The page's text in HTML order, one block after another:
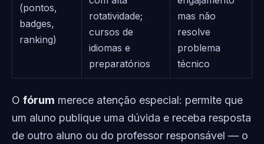
(pontos,
badges,
ranking)
rotatividade;
cursos de
idiomas e
preparatórios
mas não
resolve
problema
técnico
O fórum merece atenção especial: permite que
um aluno publique uma dúvida e receba resposta
de outro aluno ou do professor responsável — o